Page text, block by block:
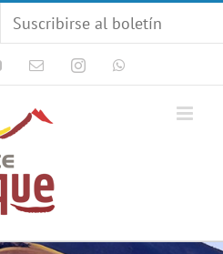
Suscribirse al boletín
YouTubeCorreoInstagram